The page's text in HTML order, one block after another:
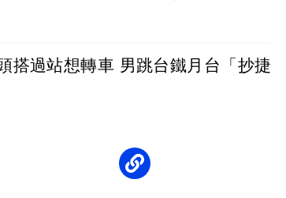
搭過站想轉車 男跳台鐵月台「抄捷